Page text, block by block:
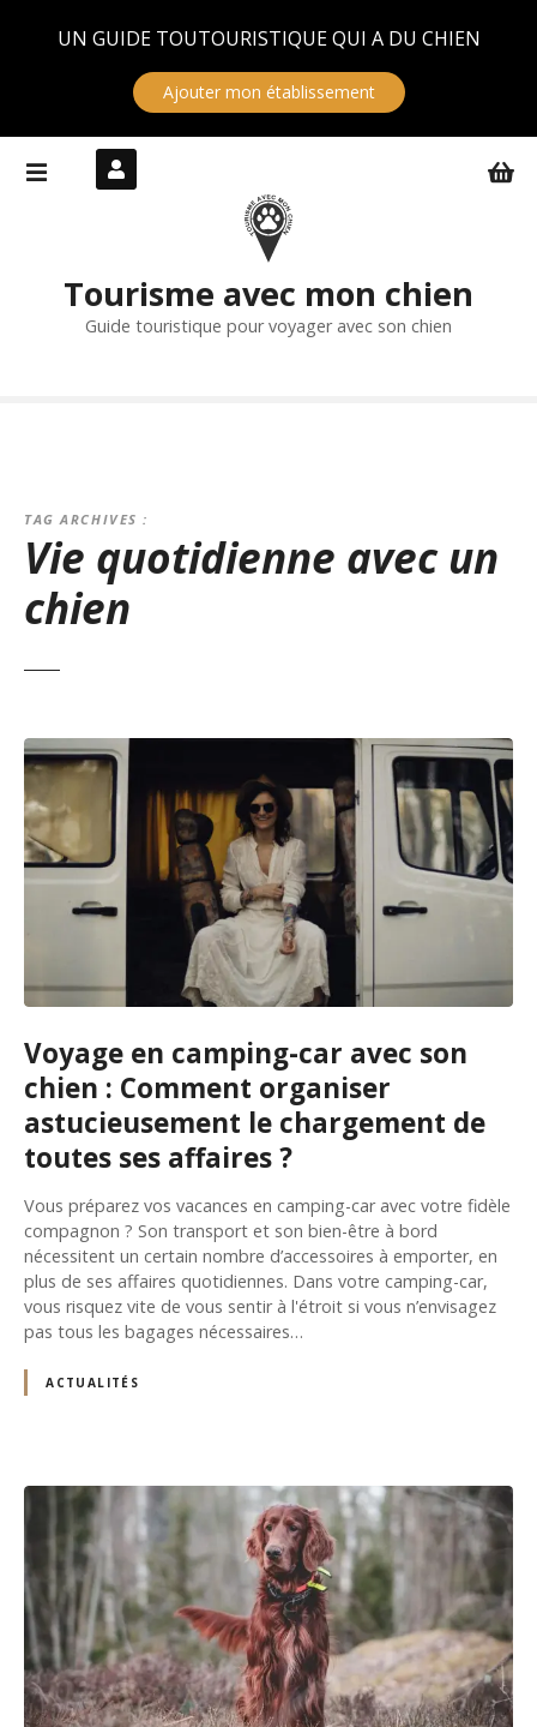
UN GUIDE TOUTOURISTIQUE QUI A DU CHIEN
Ajouter mon établissement
Tourisme avec mon chien
Guide touristique pour voyager avec son chien
TAG ARCHIVES :
Vie quotidienne avec un
chien
Voyage en camping-car avec son
chien : Comment organiser
astucieusement le chargement de
toutes ses affaires ?
Vous préparez vos vacances en camping-car avec votre fidèle
compagnon ? Son transport et son bien-être à bord
nécessitent un certain nombre d’accessoires à emporter, en
plus de ses affaires quotidiennes. Dans votre camping-car,
vous risquez vite de vous sentir à l'étroit si vous n’envisagez
pas tous les bagages nécessaires…
ACTUALITÉS